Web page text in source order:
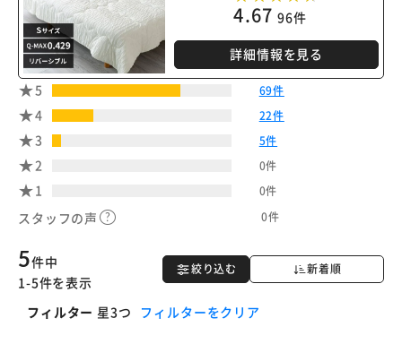
4.67 96件
詳細情報を見る
5 69件
4 22件
3 5件
2 0件
1 0件
スタッフの声 0件
絞り込む 新着順
5件中
1-5件を表示
フィルター 星3つ フィルターをクリア